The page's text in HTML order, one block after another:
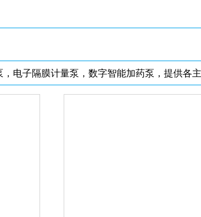
电子隔膜计量泵，数字智能加药泵，提供各